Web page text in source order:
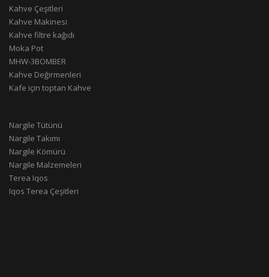
Kahve Çeşitleri
Kahve Makinesi
Kahve filtre kağıdı
Moka Pot
MHW-3BOMBER
Kahve Değirmenleri
Kafe için toptan Kahve
Nargile Tütünü
Nargile Takımı
Nargile Kömürü
Nargile Malzemeleri
Terea Iqos
Iqos Terea Çeşitleri